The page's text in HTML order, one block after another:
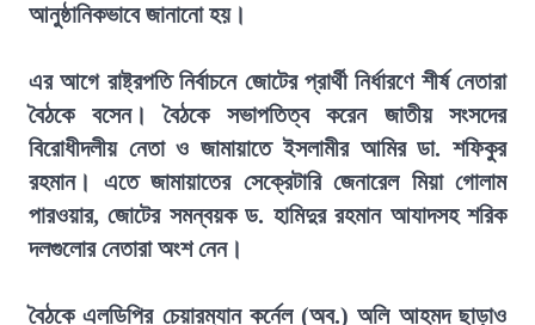
আনুষ্ঠানিকভাবে জানানো হয়।
এর আগে রাষ্ট্রপতি নির্বাচনে জোটের প্রার্থী নির্ধারণে শীর্ষ নেতারা
বৈঠকে বসেন। বৈঠকে সভাপতিত্ব করেন জাতীয় সংসদের
বিরোধীদলীয় নেতা ও জামায়াতে ইসলামীর আমির ডা. শফিকুর
রহমান। এতে জামায়াতের সেক্রেটারি জেনারেল মিয়া গোলাম
পারওয়ার, জোটের সমন্বয়ক ড. হামিদুর রহমান আযাদসহ শরিক
দলগুলোর নেতারা অংশ নেন।
বৈঠকে এলডিপির চেয়ারম্যান কর্নেল (অব.) অলি আহমদ ছাড়াও